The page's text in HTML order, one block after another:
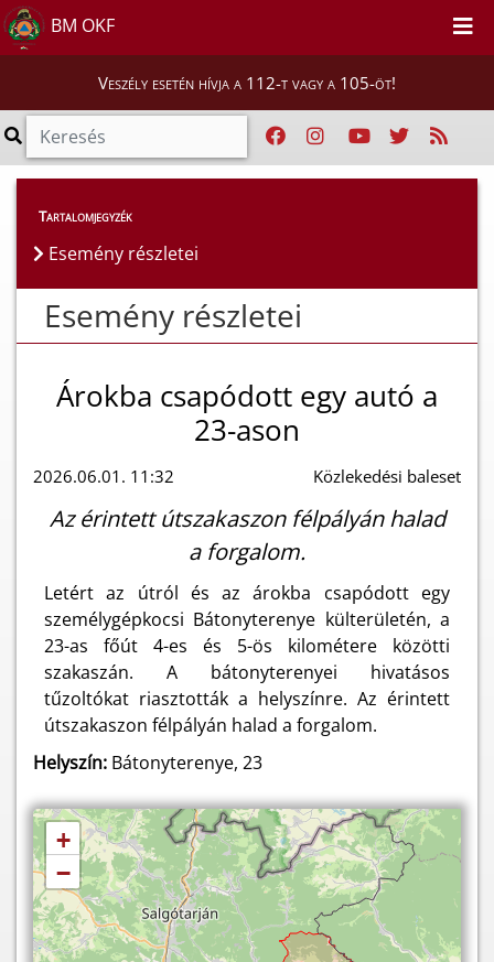
BM OKF
Veszély esetén hívja a 112-t vagy a 105-öt!
Esemény részletei
Tartalomjegyzék
Esemény részletei
Esemény részletei
Árokba csapódott egy autó a
23-ason
2026.06.01. 11:32 Közlekedési baleset
Az érintett útszakaszon félpályán halad
a forgalom.
Letért az útról és az árokba csapódott egy
személygépkocsi Bátonyterenye külterületén, a
23-as főút 4-es és 5-ös kilométere közötti
szakaszán. A bátonyterenyei hivatásos
tűzoltókat riasztották a helyszínre. Az érintett
útszakaszon félpályán halad a forgalom.
Helyszín: Bátonyterenye, 23
+
−